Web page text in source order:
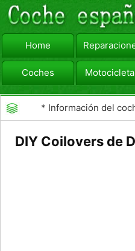
Home
Coches
viajar Camiones
* Información del
DIY Coilovers de